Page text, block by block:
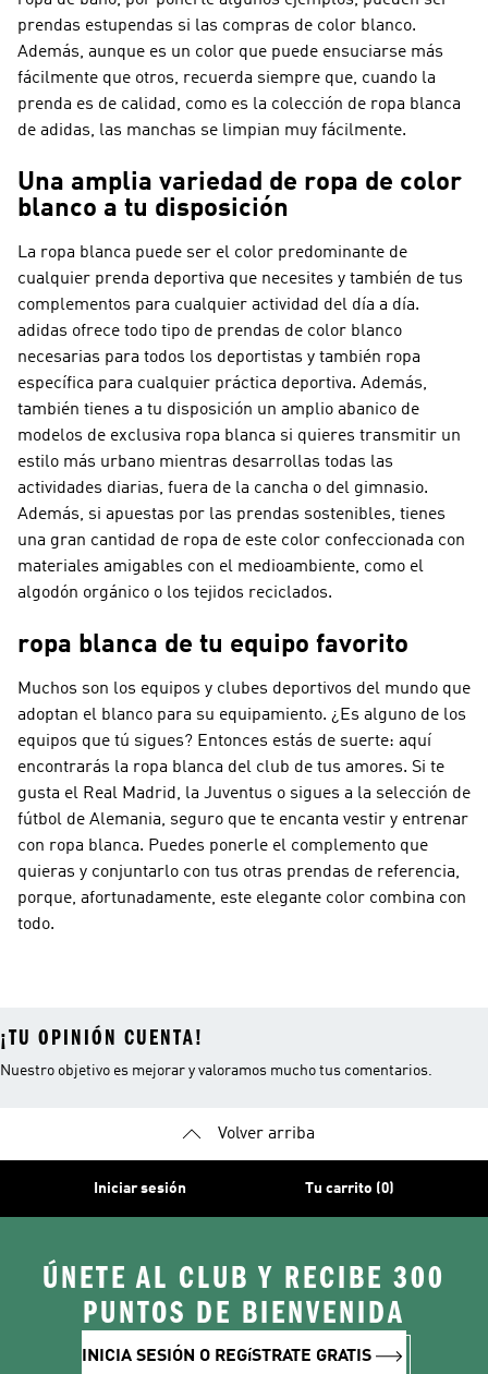
prendas estupendas si las compras de color blanco.
Además, aunque es un color que puede ensuciarse más
fácilmente que otros, recuerda siempre que, cuando la
prenda es de calidad, como es la colección de ropa blanca
de adidas, las manchas se limpian muy fácilmente.
Una amplia variedad de ropa de color
blanco a tu disposición
La ropa blanca puede ser el color predominante de
cualquier prenda deportiva que necesites y también de tus
complementos para cualquier actividad del día a día.
adidas ofrece todo tipo de prendas de color blanco
necesarias para todos los deportistas y también ropa
específica para cualquier práctica deportiva. Además,
también tienes a tu disposición un amplio abanico de
modelos de exclusiva ropa blanca si quieres transmitir un
estilo más urbano mientras desarrollas todas las
actividades diarias, fuera de la cancha o del gimnasio.
Además, si apuestas por las prendas sostenibles, tienes
una gran cantidad de ropa de este color confeccionada con
materiales amigables con el medioambiente, como el
algodón orgánico o los tejidos reciclados.
ropa blanca de tu equipo favorito
Muchos son los equipos y clubes deportivos del mundo que
adoptan el blanco para su equipamiento. ¿Es alguno de los
equipos que tú sigues? Entonces estás de suerte: aquí
encontrarás la ropa blanca del club de tus amores. Si te
gusta el Real Madrid, la Juventus o sigues a la selección de
fútbol de Alemania, seguro que te encanta vestir y entrenar
con ropa blanca. Puedes ponerle el complemento que
quieras y conjuntarlo con tus otras prendas de referencia,
porque, afortunadamente, este elegante color combina con
todo.
¡TU OPINIÓN CUENTA!
Nuestro objetivo es mejorar y valoramos mucho tus comentarios.
Volver arriba
Iniciar sesión Tu carrito (0)
ÚNETE AL CLUB Y RECIBE 300
PUNTOS DE BIENVENIDA
INICIA SESIÓN O REGíSTRATE GRATIS